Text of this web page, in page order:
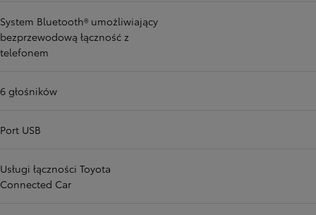
System Bluetooth® umożliwiający
bezprzewodową łączność z
telefonem
6 głośników
Port USB
Usługi łączności Toyota
Connected Car